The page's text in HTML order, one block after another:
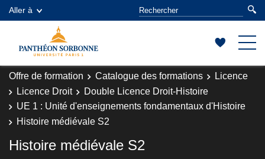
Aller à
Offre de formation Catalogue des formations
Licence
Licence Droit
Double Licence Droit-Histoire
UE 1 : Unité d'enseignements fondamentaux d'Histoire
Histoire médiévale S2
Histoire médiévale S2